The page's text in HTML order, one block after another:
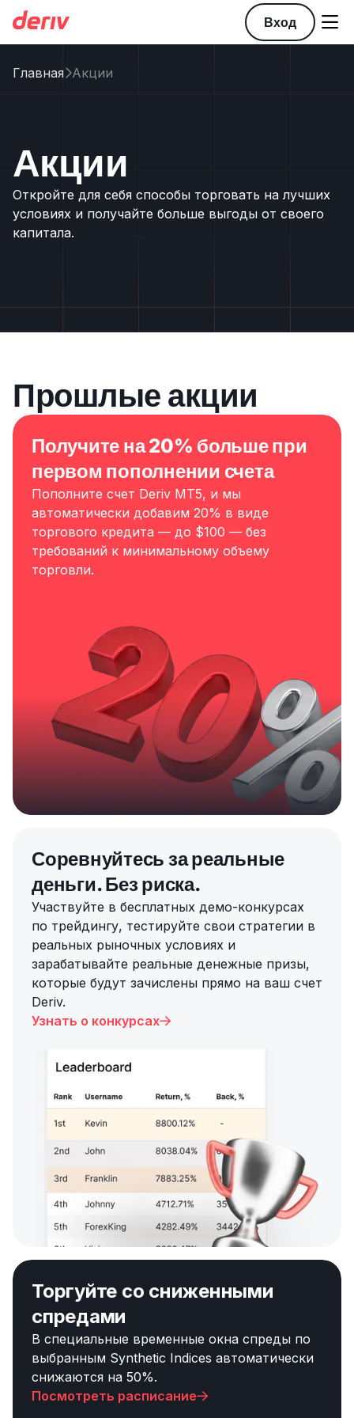
Вход 
ГлавнаяАкции
Акции
Откройте для себя способы торговать на лучших
условиях и получайте больше выгоды от своего
капитала.
Прошлые акции
Получите на 20% больше при
первом пополнении счета
Пополните счет Deriv MT5, и мы
автоматически добавим 20% в виде
торгового кредита — до $100 — без
требований к минимальному объему
торговли.
Соревнуйтесь за реальные
деньги. Без риска.
Участвуйте в бесплатных демо-конкурсах
по трейдингу, тестируйте свои стратегии в
реальных рыночных условиях и
зарабатывайте реальные денежные призы,
которые будут зачислены прямо на ваш счет
Deriv.
Узнать о конкурсах
Торгуйте со сниженными
спредами
В специальные временные окна спреды по
выбранным Synthetic Indices автоматически
снижаются на 50%.
Посмотреть расписание